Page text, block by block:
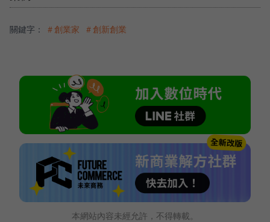
關鍵字： ＃創業家 ＃創新創業
本網站內容未經允許，不得轉載。